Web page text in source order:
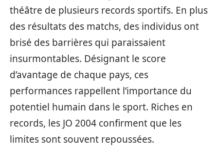
théâtre de plusieurs records sportifs. En plus
des résultats des matchs, des individus ont
brisé des barrières qui paraissaient
insurmontables. Désignant le score
d’avantage de chaque pays, ces
performances rappellent l’importance du
potentiel humain dans le sport. Riches en
records, les JO 2004 confirment que les
limites sont souvent repoussées.